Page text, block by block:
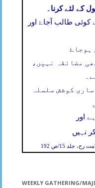
لئے کرنا۔
کوئی طالب آجاۓ اور
ہوجاۓ
مضائقہ نہیں،
کوشش سلسلہ
اور
نہیں
جلد 15/ص 192
WEEKLY GATHERING/